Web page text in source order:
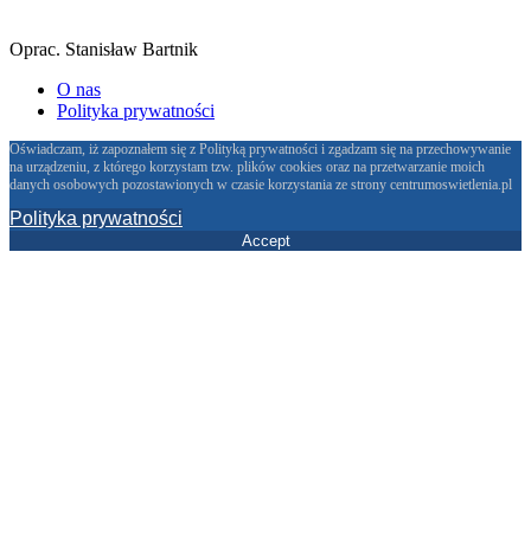
Oprac. Stanisław Bartnik
O nas
Polityka prywatności
Oświadczam, iż zapoznałem się z Polityką prywatności i zgadzam się na przechowywanie
na urządzeniu, z którego korzystam tzw. plików cookies oraz na przetwarzanie moich
danych osobowych pozostawionych w czasie korzystania ze strony centrumoswietlenia.pl
Polityka prywatności
Accept